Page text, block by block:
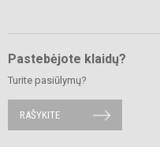
Pastebėjote klaidų?
Turite pasiūlymų?
RAŠYKITE